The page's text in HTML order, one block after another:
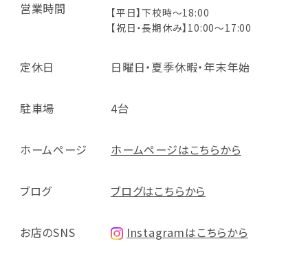
営業時間
【平日】下校時～18:00
【祝日・長期休み】10:00～17:00
定休日 日曜日・夏季休暇・年末年始
駐車場 4台
ホームページ ホームページはこちらから
ブログ ブログはこちらから
お店のSNS Instagramはこちらから